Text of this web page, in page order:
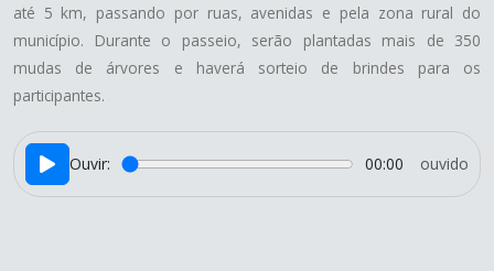
até 5 km, passando por ruas, avenidas e pela zona rural do
município. Durante o passeio, serão plantadas mais de 350
mudas de árvores e haverá sorteio de brindes para os
participantes.
Ouvir: 00:00 ouvido